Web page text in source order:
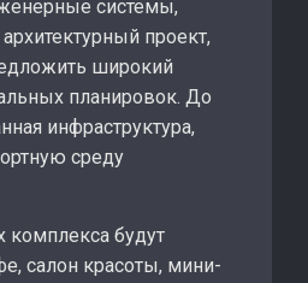
системы,
проект,
широкий
планировок. До
инфраструктура,
среду
комплекса будут
салон красоты, мини-